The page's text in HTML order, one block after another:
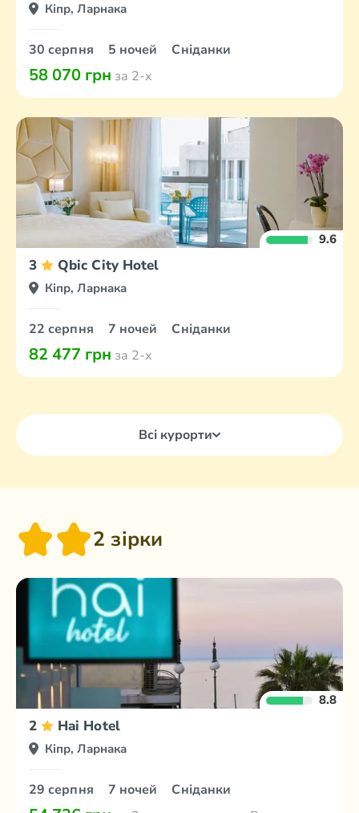
Кіпр, Ларнака
30 серпня 5 ночей Сніданки
58 070 грн за 2-х
9.6
3 Qbic City Hotel
Кіпр, Ларнака
22 серпня 7 ночей Сніданки
82 477 грн за 2-х
Всі курорти
2 зірки
8.8
2 Hai Hotel
Кіпр, Ларнака
29 серпня 7 ночей Сніданки